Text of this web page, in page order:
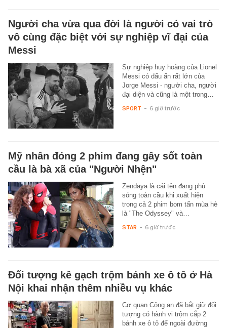
Người cha vừa qua đời là người có vai trò
vô cùng đặc biệt với sự nghiệp vĩ đại của
Messi
Sự nghiệp huy hoàng của Lionel
Messi có dấu ấn rất lớn của
Jorge Messi - người cha, người
đại diện và cũng là một trong…
SPORT - 6 giờ trước
Mỹ nhân đóng 2 phim đang gây sốt toàn
cầu là bà xã của "Người Nhện"
Zendaya là cái tên đang phủ
sóng toàn cầu khi xuất hiện
trong cả 2 phim bom tấn mùa hè
là "The Odyssey" và…
STAR - 6 giờ trước
Đối tượng kê gạch trộm bánh xe ô tô ở Hà
Nội khai nhận thêm nhiều vụ khác
Cơ quan Công an đã bắt giữ đối
tượng có hành vi trộm cắp 2
bánh xe ô tô để ngoài đường